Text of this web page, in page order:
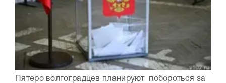
Пятеро волгоградцев планируют побороться за